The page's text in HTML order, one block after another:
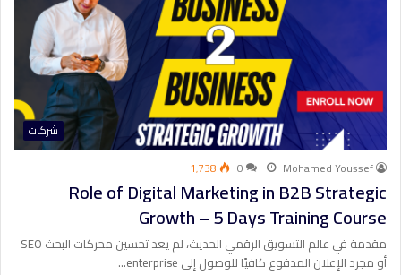
شركات
Mohamed Youssef
0 1٬738
Role of Digital Marketing in B2B Strategic
Growth – 5 Days Training Course
مقدمة في عالم التسويق الرقمي الحديث، لم يعد تحسين محركات البحث SEO
أو مجرد الإعلان المدفوع كافيًا للوصول إلى enterprise…